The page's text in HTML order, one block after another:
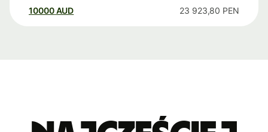
10000 AUD 23 923,80 PEN